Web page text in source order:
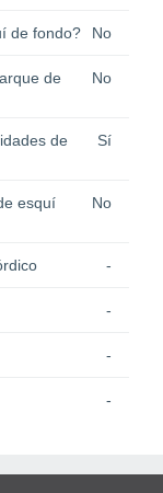
de fondo? No
de
No
de
Sí
esquí
No
-
-
-
-